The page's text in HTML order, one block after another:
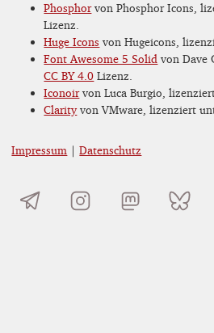
Phosphorvon Phosphor Icons,
Lizenz.
Huge Icons von Hugeicons,
Font Awesome 5 Solid von Dave
CC BY 4.0 Lizenz.
Iconoirvon Luca Burgio,
Clarityvon VMware, lizenziert
Impressum |Datenschutz